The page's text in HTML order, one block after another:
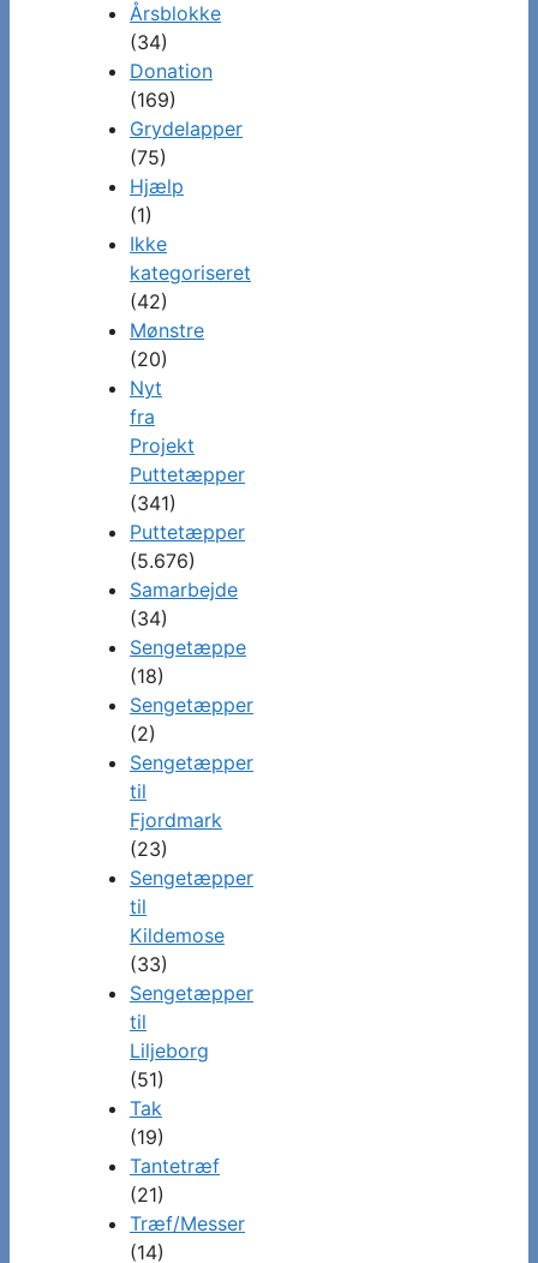
Årsblokke
(34)
Donation
(169)
Grydelapper
(75)
Hjælp
(1)
Ikke
kategoriseret
(42)
Mønstre
(20)
Nyt
fra
Projekt
Puttetæpper
(341)
Puttetæpper
(5.676)
Samarbejde
(34)
Sengetæppe
(18)
Sengetæpper
(2)
Sengetæpper
til
Fjordmark
(23)
Sengetæpper
til
Kildemose
(33)
Sengetæpper
til
Liljeborg
(51)
Tak
(19)
Tantetræf
(21)
Træf/Messer
(14)